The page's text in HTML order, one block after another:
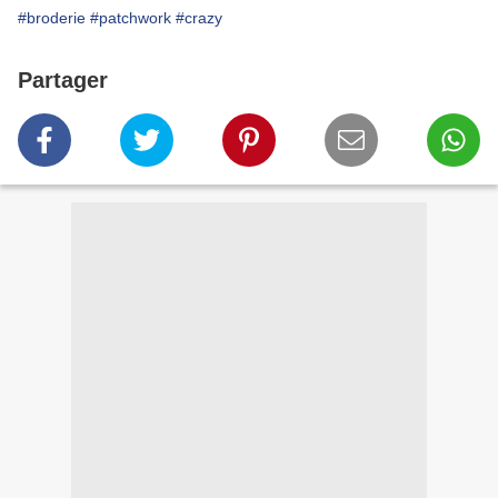
#broderie #patchwork #crazy
Partager